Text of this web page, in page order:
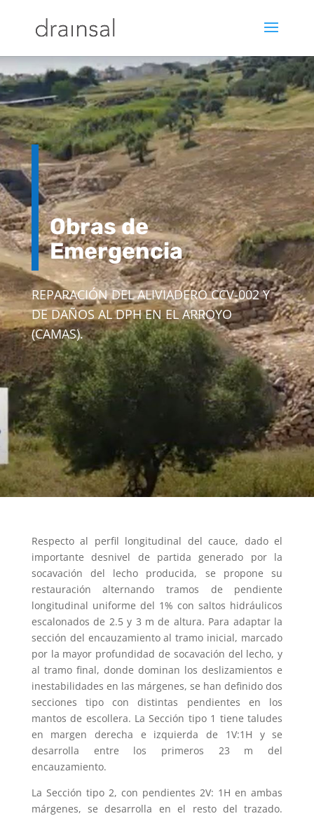
Obras de
Emergencia
REPARACIÓN DEL ALIVIADERO CCV-002 Y
DE DAÑOS AL DPH EN EL ARROYO
(CAMAS).
Respecto al perfil longitudinal del cauce, dado el
importante desnivel de partida generado por la
socavación del lecho producida, se propone su
restauración alternando tramos de pendiente
longitudinal uniforme del 1% con saltos hidráulicos
escalonados de 2.5 y 3 m de altura. Para adaptar la
sección del encauzamiento al tramo inicial, marcado
por la mayor profundidad de socavación del lecho, y
al tramo final, donde dominan los deslizamientos e
inestabilidades en las márgenes, se han definido dos
secciones tipo con distintas pendientes en los
mantos de escollera. La Sección tipo 1 tiene taludes
en margen derecha e izquierda de 1V:1H y se
desarrolla entre los primeros 23 m del
encauzamiento.
La Sección tipo 2, con pendientes 2V: 1H en ambas
márgenes, se desarrolla en el resto del trazado.